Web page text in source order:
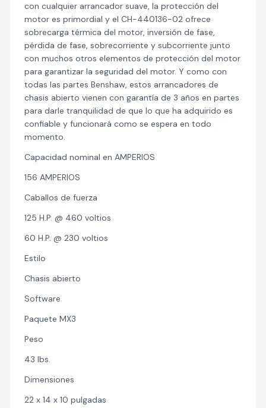
con cualquier arrancador suave, la protección del
motor es primordial y el CH-440136-02 ofrece
sobrecarga térmica del motor, inversión de fase,
pérdida de fase, sobrecorriente y subcorriente junto
con muchos otros elementos de protección del motor
para garantizar la seguridad del motor. Y como con
todas las partes Benshaw, estos arrancadores de
chasis abierto vienen con garantía de 3 años en partes
para darle tranquilidad de que lo que ha adquirido es
confiable y funcionará como se espera en todo
momento.
Capacidad nominal en AMPERIOS
156 AMPERIOS
Caballos de fuerza
125 H.P. @ 460 voltios
60 H.P. @ 230 voltios
Estilo
Chasis abierto
Software
Paquete MX3
Peso
43 lbs.
Dimensiones
22 x 14 x 10 pulgadas